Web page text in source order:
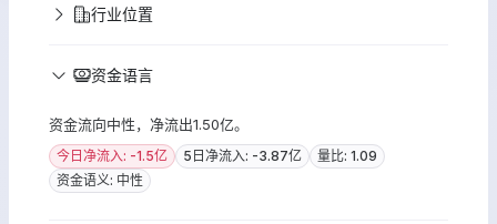
行业位置
资金语言
资金流向中性，净流出1.50亿。
今日净流入: -1.5亿 5日净流入: -3.87亿
量比: 1.09
资金语义: 中性